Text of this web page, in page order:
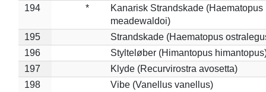
194
*
Kanarisk Strandskade (Haematopus
meadewaldoi)
195
Strandskade (Haematopus
196
Stylteløber (Himantopus
197
Klyde (Recurvirostra avosetta)
198
Vibe (Vanellus vanellus)